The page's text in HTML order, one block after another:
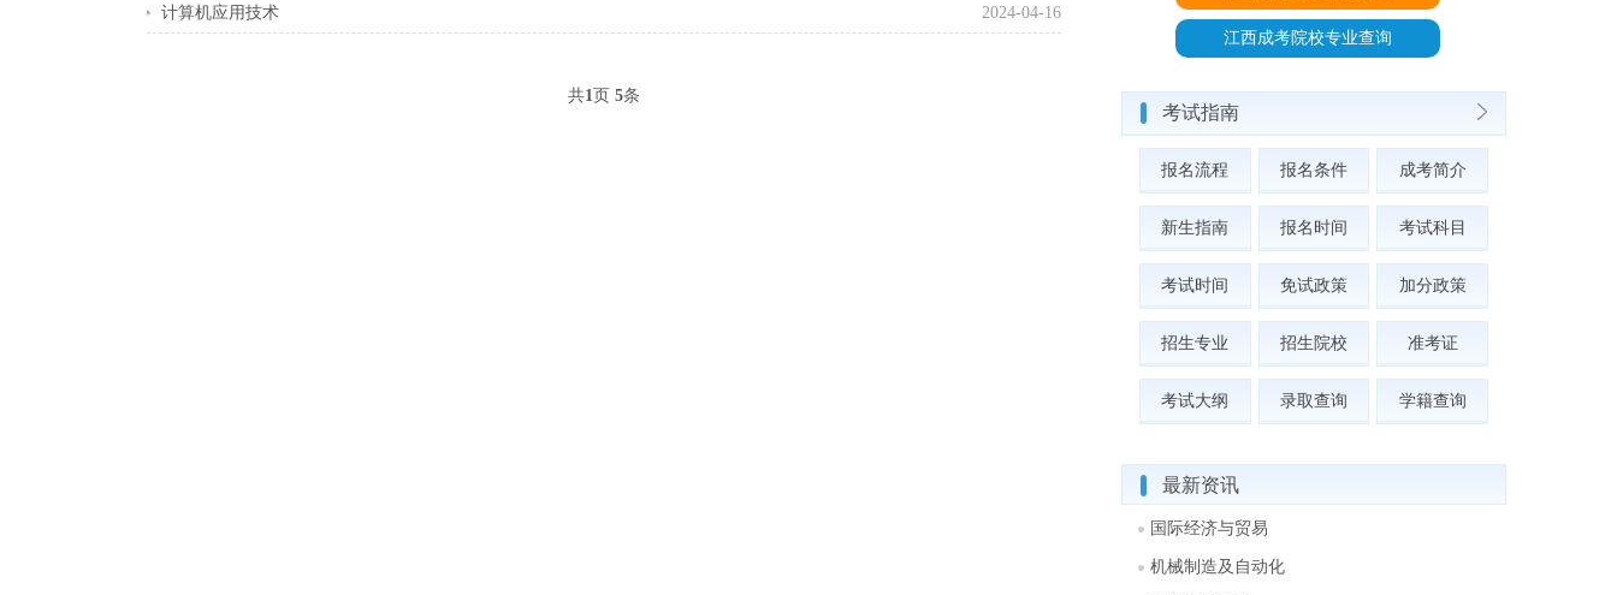
2024-04-16
计算机应用技术
共1页 5条
江西成考院校专业查询
考试指南
报名流程 报名条件 成考简介
新生指南 报名时间 考试科目
考试时间 免试政策 加分政策
招生专业 招生院校 准考证
考试大纲 录取查询 学籍查询
最新资讯
国际经济与贸易
机械制造及自动化